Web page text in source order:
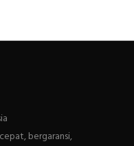
bergaransi,